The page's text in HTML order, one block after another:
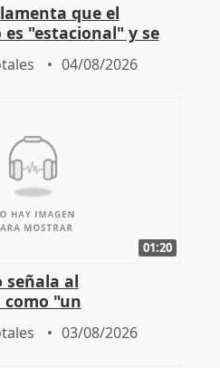
que el
"estacional" y se
el verano
04/08/2026
01:20
al
"un
sobre viviendas de
03/08/2026